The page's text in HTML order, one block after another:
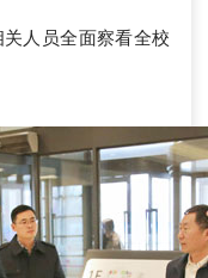
人员全面察看全校